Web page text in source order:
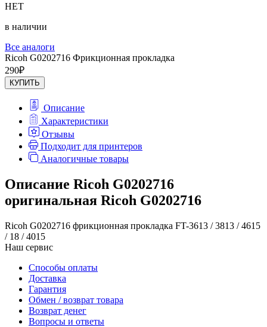
НЕТ
в наличии
Все аналоги
Ricoh G0202716 Фрикционная прокладка
290₽
КУПИТЬ
Описание
Характеристики
Отзывы
Подходит для принтеров
Аналогичные товары
Описание Ricoh G0202716
оригинальная Ricoh G0202716
Ricoh G0202716 фрикционная прокладка FT-3613 / 3813 / 4615
/ 18 / 4015
Наш сервис
Способы оплаты
Доставка
Гарантия
Обмен / возврат товара
Возврат денег
Вопросы и ответы